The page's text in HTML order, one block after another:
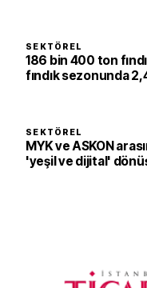
SEKTÖREL
186 bin 400 ton
fındık sezonunda
SEKTÖREL
MYK ve ASKON
'yeşil ve dijital'